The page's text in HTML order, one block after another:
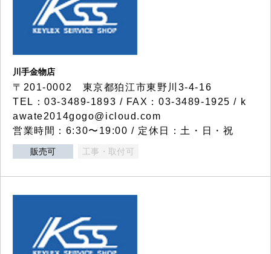
川手金物店
〒201-0002 東京都狛江市東野川3-4-16
TEL：03-3489-1893 / FAX：03-3489-1925 / k
awate2014gogo@icloud.com
営業時間：6:30〜19:00 / 定休日：土・日・祝
販売可 工事・取付可